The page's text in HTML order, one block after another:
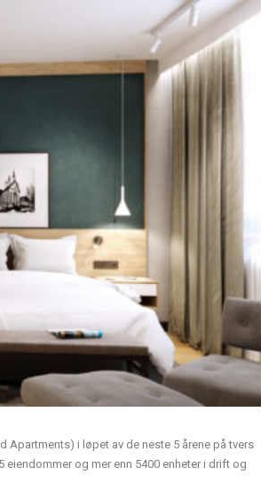
Apartments) i løpet av de neste 5 årene på tvers
eiendommer og mer enn 5400 enheter i drift og